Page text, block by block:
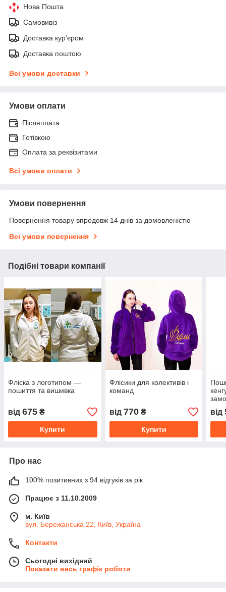
Нова Пошта
Самовивіз
Доставка кур'єром
Доставка поштою
Всі умови доставки
Умови оплати
Післяплата
Готівкою
Оплата за реквізитами
Всі умови оплати
Умови повернення
Повернення товару впродовж 14 днів за домовленістю
Всі умови повернення
Подібні товари компанії
Фліска з логотипом —
пошиття та вишивка
від 675 ₴
Купити
Флісики для колективів і
команд
від 770₴
Купити
від
Про нас
100% позитивних з 94 відгуків за рік
Працює з 11.10.2009
м. Київ
вул. Бережанська 22, Київ, Україна
Контакти
Сьогодні вихідний
Показати весь графік роботи